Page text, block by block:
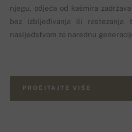
njegu, odjeća od kašmira
bez izbljeđivanja ili rastezanja
nasljedstvom za narednu
PROČITAJTE VIŠE